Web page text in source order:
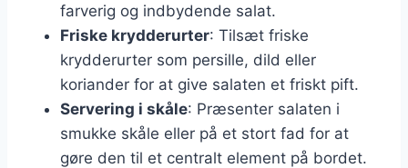
farverig og indbydende salat.
Friske krydderurter: Tilsæt friske
krydderurter som persille, dild eller
koriander for at give salaten et friskt pift.
Servering i skåle: Præsenter salaten i
smukke skåle eller på et stort fad for at
gøre den til et centralt element på bordet.